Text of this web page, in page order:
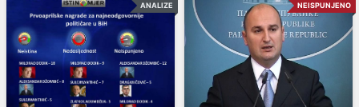
ANALIZE NEISPUNJENO